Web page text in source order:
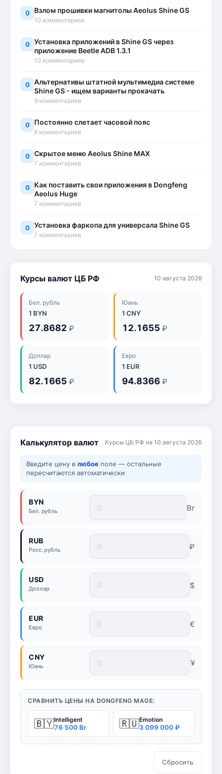
0 Взлом прошивки магнитолы Aeolus Shine GS
10 комментариев
0 Установка приложений в Shine GS через
приложение Beetle ADB 1.3.1
10 комментариев
0 Альтернативы штатной мультимедиа системе
Shine GS - ищем варианты прокачать
9 комментариев
0 Постоянно слетает часовой пояс
8 комментариев
0 Скрытое меню Aeolus Shine MAX
7 комментариев
0
Как поставить свои приложения в Dongfeng
Aeolus Huge
7 комментариев
0 Установка фаркопа для универсала Shine GS
7 комментариев
Курсы валют ЦБ РФ 10 августа 2026
Бел. рубль
1 BYN
27.8682 ₽
Юань
1 CNY
12.1655 ₽
Доллар
1 USD
82.1665 ₽
Евро
1 EUR
94.8366 ₽
Калькулятор валют Курсы ЦБ РФ на 10 августа 2026
Введите цену в любое поле — остальные
пересчитаются автоматически
BYN
Бел. рубль Br
RUB
Росс. рубль ₽
USD
Доллар $
EUR
Евро €
CNY
Юань ¥
СРАВНИТЬ ЦЕНЫ НА DONGFENG MAGE:
🇧🇾Intelligent
76 500 Br 🇷🇺Emotion
3 099 000 ₽
Сбросить